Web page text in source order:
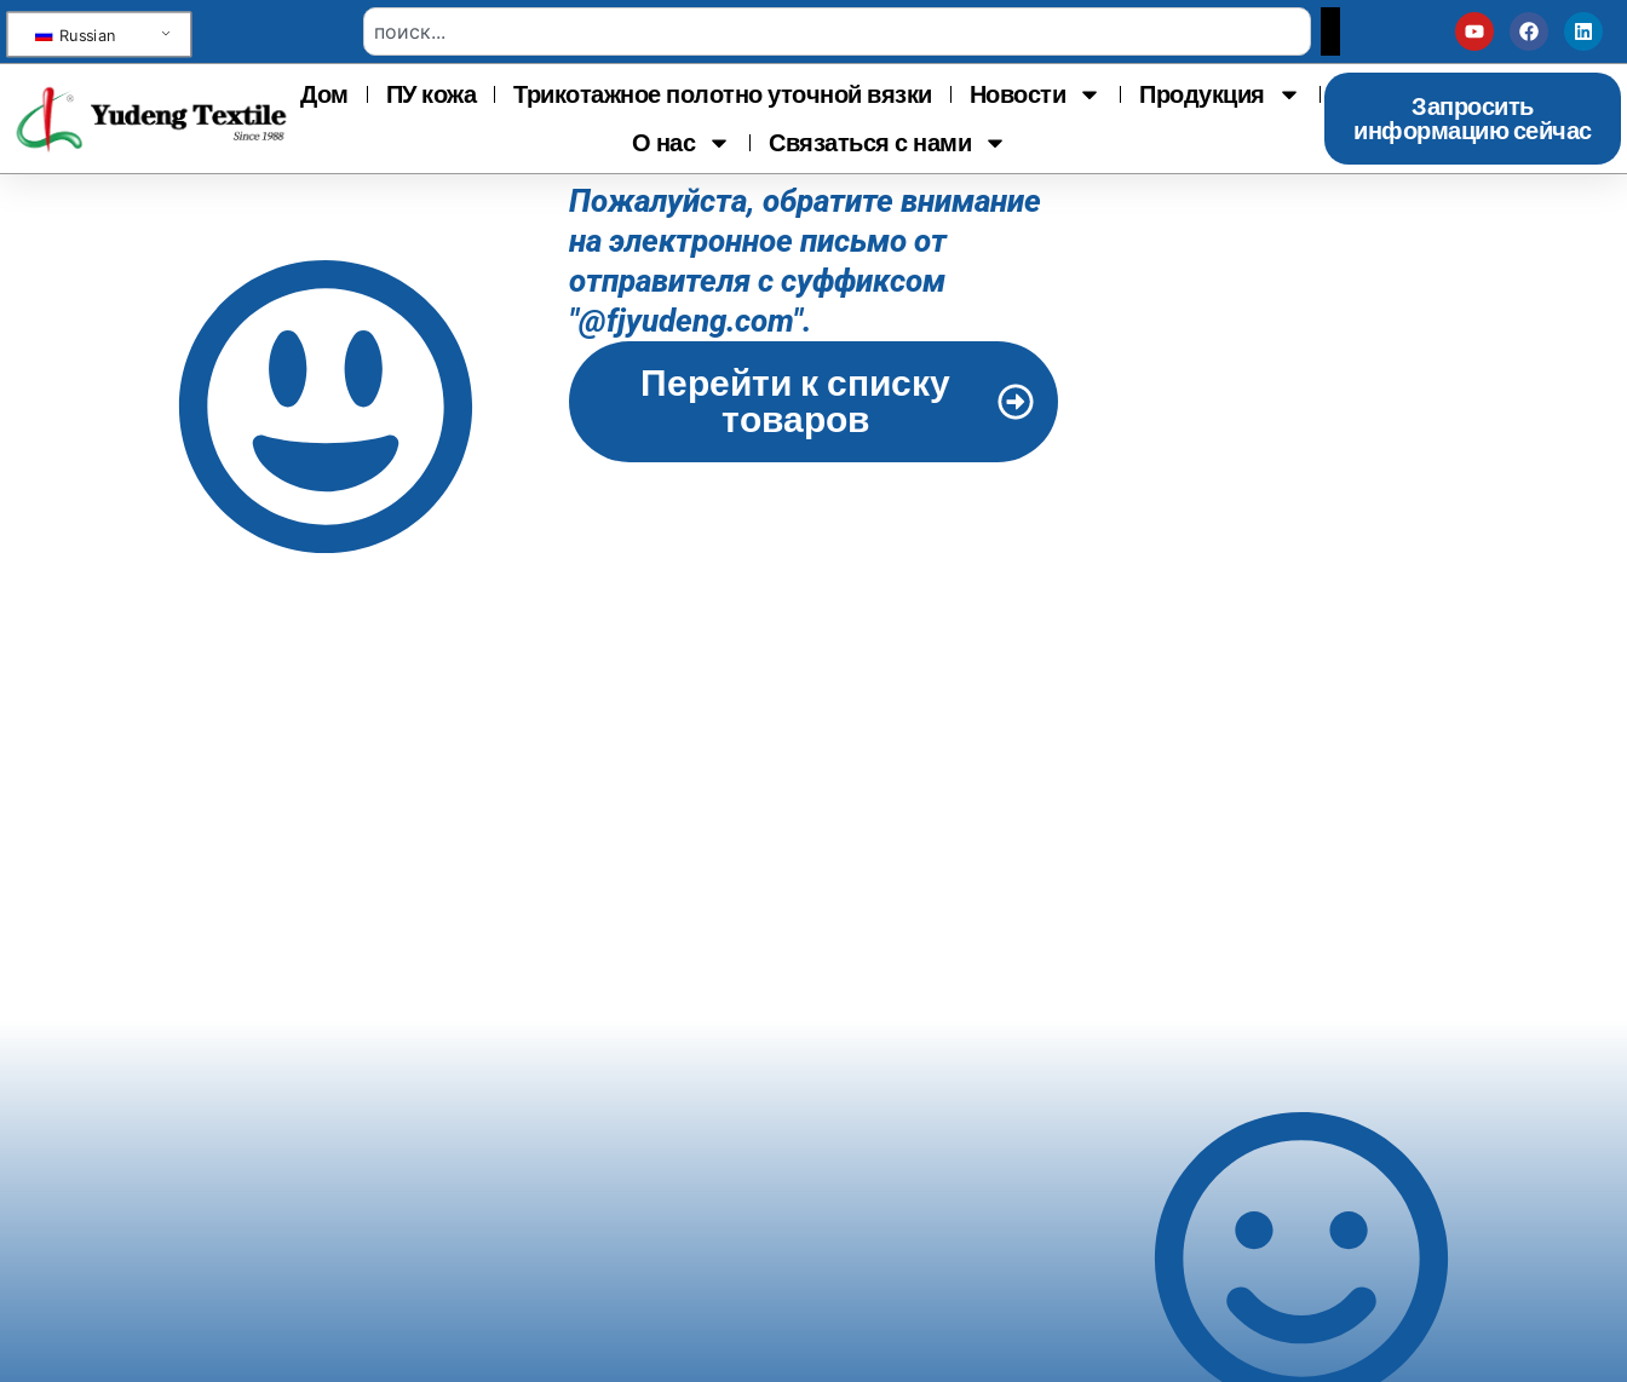
Russian
Дом ПУ кожа Трикотажное полотно уточной вязки Новости
Продукция
О нас
Связаться с нами
Запросить
информацию сейчас
Спасибо!
Пожалуйста, обратите внимание
на электронное письмо от
отправителя с суффиксом
"@fjyudeng.com".
Перейти к списку
товаров